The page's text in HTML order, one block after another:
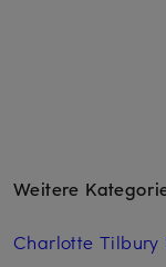
Weitere
Charlotte Tilbury